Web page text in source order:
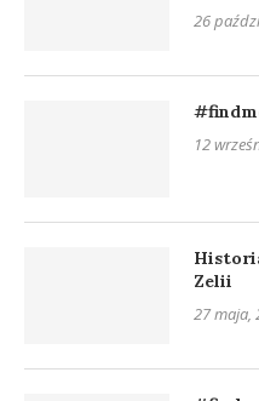
26
12
Zelii
27 maja,